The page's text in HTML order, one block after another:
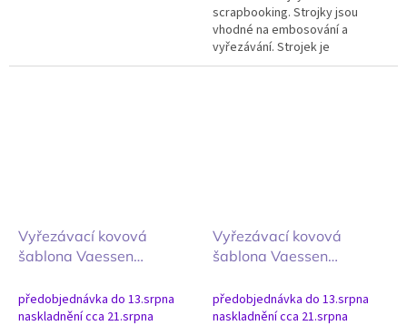
scrapbooking. Strojky jsou
vhodné na embosování a
vyřezávání. Strojek je
všestranný lisovací přístroj pro
Vyřezávací kovová
šablona Vaessen
Základní tvary 1 14ks
předobjednávka do 13.srpna
naskladnění cca 21.srpna
Vyřezávací kovová
šablona Vaessen
Základní tvary 2 14ks
předobjednávka do 13.srpna
naskladnění cca 21.srpna